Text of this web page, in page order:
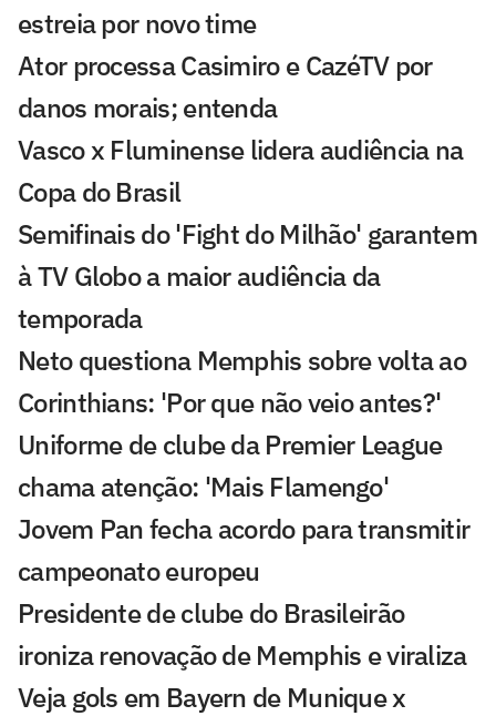
estreia por novo time
Ator processa Casimiro e CazéTV por
danos morais; entenda
Vasco x Fluminense lidera audiência na
Copa do Brasil
Semifinais do 'Fight do Milhão' garantem
à TV Globo a maior audiência da
temporada
Neto questiona Memphis sobre volta ao
Corinthians: 'Por que não veio antes?'
Uniforme de clube da Premier League
chama atenção: 'Mais Flamengo'
Jovem Pan fecha acordo para transmitir
campeonato europeu
Presidente de clube do Brasileirão
ironiza renovação de Memphis e viraliza
Veja gols em Bayern de Munique x